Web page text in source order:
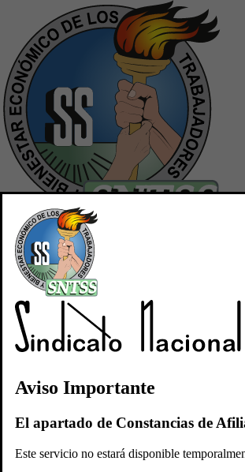
Inicio
Quiénes Somos
Aviso Importante
El apartado de Constancias de
Este servicio no estará disponible